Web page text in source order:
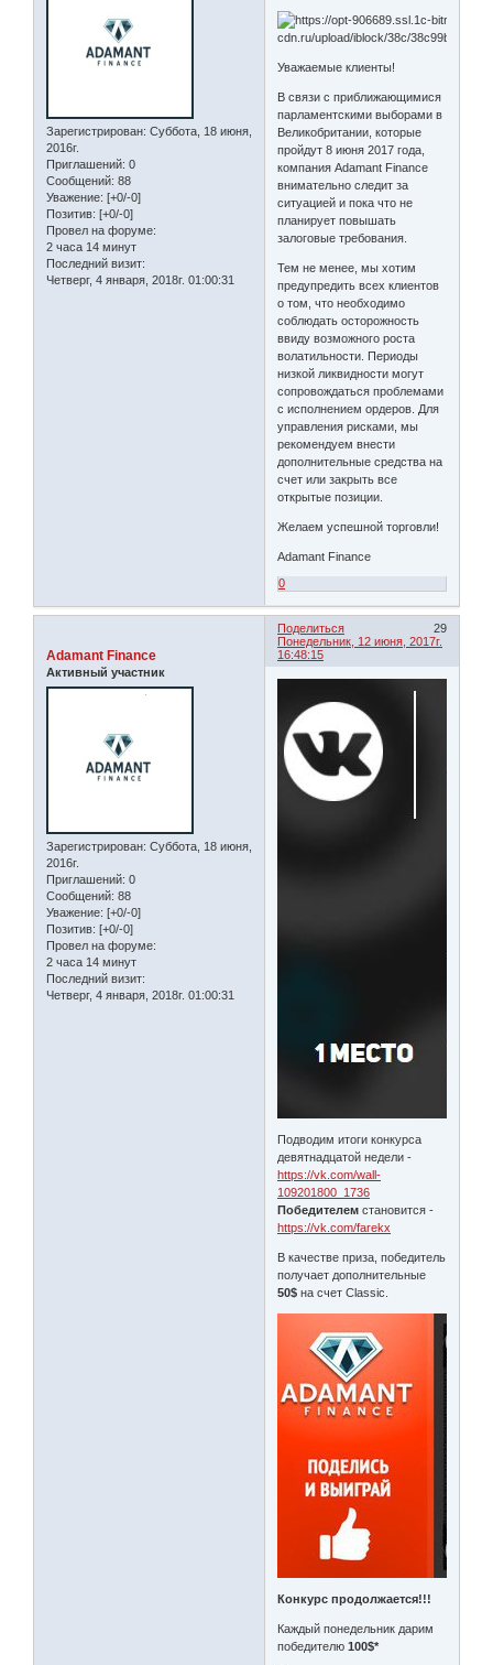
Зарегистрирован: Суббота, 18 июня,
2016г.
Приглашений: 0
Сообщений: 88
Уважение: [+0/-0]
Позитив: [+0/-0]
Провел на форуме:
2 часа 14 минут
Последний визит:
Четверг, 4 января, 2018г. 01:00:31
Уважаемые клиенты!
В связи с приближающимися
парламентскими выборами в
Великобритании, которые
пройдут 8 июня 2017 года,
компания Adamant Finance
внимательно следит за
ситуацией и пока что не
планирует повышать
залоговые требования.
Тем не менее, мы хотим
предупредить всех клиентов
о том, что необходимо
соблюдать осторожность
ввиду возможного роста
волатильности. Периоды
низкой ликвидности могут
сопровождаться проблемами
с исполнением ордеров. Для
управления рисками, мы
рекомендуем внести
дополнительные средства на
счет или закрыть все
открытые позиции.
Желаем успешной торговли!
Adamant Finance
0
Поделиться
29
Понедельник, 12 июня, 2017г.
16:48:15
Adamant Finance
Активный участник
Зарегистрирован: Суббота, 18 июня,
2016г.
Приглашений: 0
Сообщений: 88
Уважение: [+0/-0]
Позитив: [+0/-0]
Провел на форуме:
2 часа 14 минут
Последний визит:
Четверг, 4 января, 2018г. 01:00:31
Подводим итоги конкурса
девятнадцатой недели -
https://vk.com/wall-
109201800_1736
Победителем становится -
https://vk.com/farekx
В качестве приза, победитель
получает дополнительные
50$ на счет Classic.
Конкурс продолжается!!!
Каждый понедельник дарим
победителю100$*